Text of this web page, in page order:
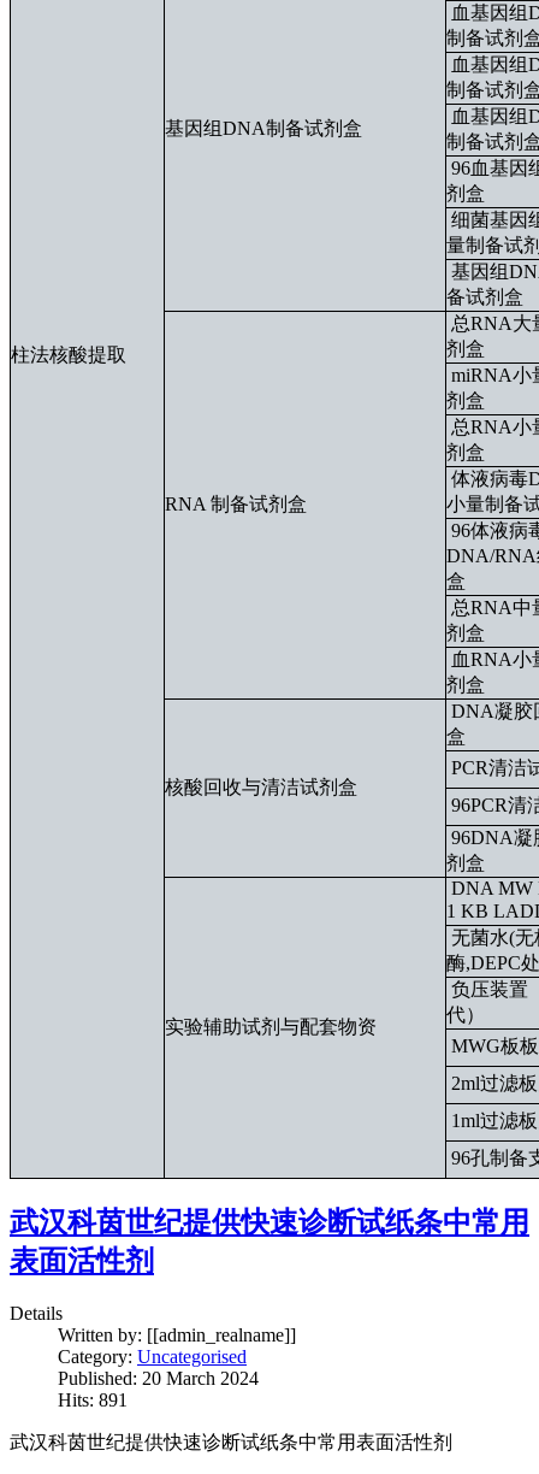
柱法核酸提取
基因组DNA制备试剂盒
血基因组
制备试剂
血基因组
制备试剂
血基因组
制备试剂
96血基因
剂盒
细菌基因
量制备试
基因组
备试剂盒
RNA 制备试剂盒
总RNA大
剂盒
miRNA小
剂盒
总RNA小
剂盒
体液病毒
小量制备
96体液病
DNA/
盒
总RNA中
剂盒
血RNA小
剂盒
核酸回收与清洁试剂盒
DNA凝胶
盒
PCR清洁
96PCR清
96DNA凝
剂盒
实验辅助试剂与配套物资
DNA MW
1 KB
无菌水(无
酶,DEPC
负压装置
代）
MWG板
2ml过滤
1ml过滤
96孔制备
武汉科茵世纪提供快速诊断试纸条中常用
表面活性剂
Details
Written by: [[admin_realname]]
Category: Uncategorised
Published: 20 March 2024
Hits: 891
武汉科茵世纪提供快速诊断试纸条中常用表面活性剂